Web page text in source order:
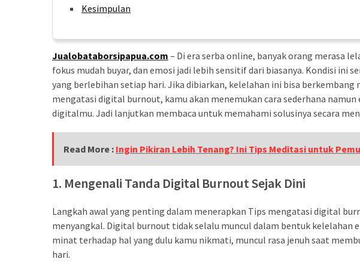
Kesimpulan
Jualobataborsipapua.com – Di era serba online, banyak orang merasa
fokus mudah buyar, dan emosi jadi lebih sensitif dari biasanya. Kondisi ini
yang berlebihan setiap hari. Jika dibiarkan, kelelahan ini bisa berkembang
mengatasi digital burnout, kamu akan menemukan cara sederhana
digitalmu. Jadi lanjutkan membaca untuk memahami solusinya secara
Read More : Ingin Pikiran Lebih Tenang? Ini Tips Meditasi untuk
1. Mengenali Tanda Digital Burnout Sejak Dini
Langkah awal yang penting dalam menerapkan Tips mengatasi digital
menyangkal. Digital burnout tidak selalu muncul dalam bentuk
minat terhadap hal yang dulu kamu nikmati, muncul rasa jenuh saat
hari.